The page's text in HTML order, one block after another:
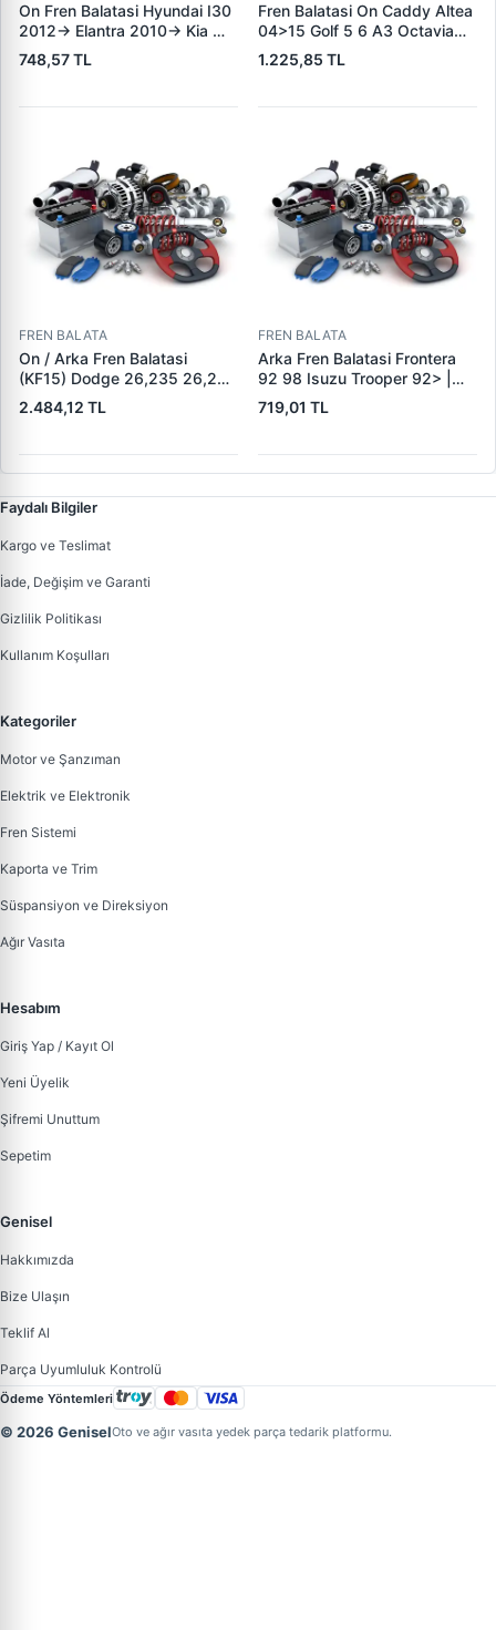
On Fren Balatasi Hyundai I30
2012-> Elantra 2010-> Kia
Ceed 2012-> | GRAP 94166 |
OEM 581012VA00
748,57 TL
Fren Balatasi On Caddy Altea
04>15 Golf 5 6 A3 Octavia
04>13 Jetta 06>11 Leon
06>13 Toledo 05>09 Yeti
ANS KD13 | OEM
1.225,85 TL
FREN BALATA
On / Arka Fren Balatasi
(KF15) Dodge 26,235 26,260
32,260 Dingil | KALE B 1278
1840 05 KF22 | OEM 19557 /
M91003501
2.484,12 TL
FREN BALATA
Arka Fren Balatasi Frontera
92 98 Isuzu Trooper 92> |
KRAFTVOLL 07160049 |
OEM 160 5851
719,01 TL
Faydalı Bilgiler
Kargo ve Teslimat
İade, Değişim ve Garanti
Gizlilik Politikası
Kullanım Koşulları
Kategoriler
Motor ve Şanzıman
Elektrik ve Elektronik
Fren Sistemi
Kaporta ve Trim
Süspansiyon ve Direksiyon
Ağır Vasıta
Hesabım
Giriş Yap / Kayıt Ol
Yeni Üyelik
Şifremi Unuttum
Sepetim
Genisel
Hakkımızda
Bize Ulaşın
Teklif Al
Parça Uyumluluk Kontrolü
Ödeme Yöntemleri
© 2026 GeniselOto ve ağır vasıta yedek parça tedarik platformu.